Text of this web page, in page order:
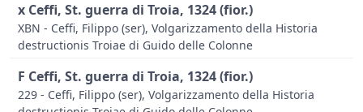
x Ceffi, St. guerra di Troia, 1324 (fior.)
XBN - Ceffi, Filippo (ser), Volgarizzamento della Historia
destructionis Troiae di Guido delle Colonne
F Ceffi, St. guerra di Troia, 1324 (fior.)
229 - Ceffi, Filippo (ser), Volgarizzamento della Historia